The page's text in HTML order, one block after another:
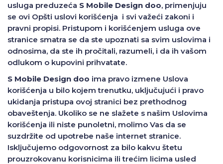
usluga preduzeća S Mobile Design doo, primenjuju
se ovi Opšti uslovi korišćenja i svi važeći zakoni i
pravni propisi. Pristupom i korišćenjem usluga ove
stranice smatra se da ste upoznati sa svim uslovima i
odnosima, da ste ih pročitali, razumeli, i da ih vašom
odlukom o kupovini prihvatate.
S Mobile Design doo ima pravo izmene Uslova
korišćenja u bilo kojem trenutku, uključujući i pravo
ukidanja pristupa ovoj stranici bez prethodnog
obaveštenja. Ukoliko se ne slažete s našim Uslovima
korišćenja ili niste punoletni, molimo Vas da se
suzdržite od upotrebe naše internet stranice.
Isključujemo odgovornost za bilo kakvu štetu
prouzrokovanu korisnicima ili trećim licima usled